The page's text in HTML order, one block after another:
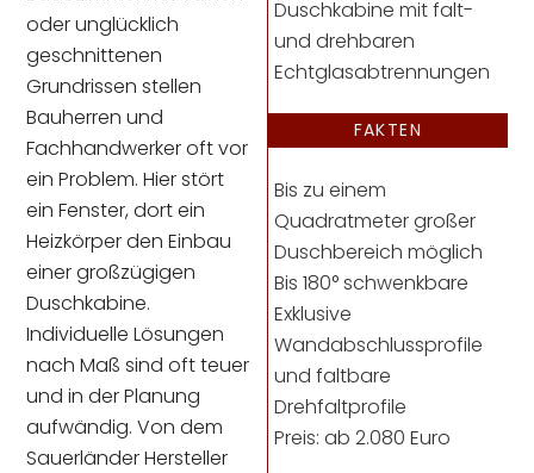
Duschkabine mit falt-
und drehbaren
Echtglasabtrennungen
FAKTEN
Bis zu einem
Quadratmeter großer
Duschbereich möglich
Bis 180° schwenkbare
Exklusive
Wandabschlussprofile
und faltbare
Drehfaltprofile
Preis: ab 2.080 Euro
oder unglücklich
geschnittenen
Grundrissen stellen
Bauherren und
Fachhandwerker oft vor
ein Problem. Hier stört
ein Fenster, dort ein
Heizkörper den Einbau
einer großzügigen
Duschkabine.
Individuelle Lösungen
nach Maß sind oft teuer
und in der Planung
aufwändig. Von dem
Sauerländer Hersteller